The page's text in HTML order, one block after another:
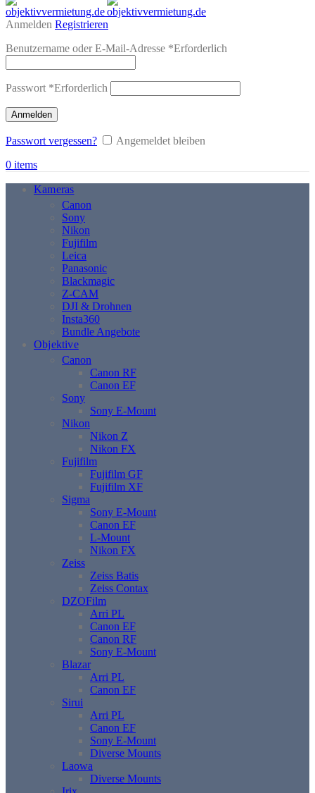
Anmelden Registrieren
Benutzername oder E-Mail-Adresse *Erforderlich
Passwort *Erforderlich
Anmelden
Passwort vergessen?
Angemeldet bleiben
0 items
Kameras
Canon
Sony
Nikon
Fujifilm
Leica
Panasonic
Blackmagic
Z-CAM
DJI & Drohnen
Insta360
Bundle Angebote
Objektive
Canon
Canon RF
Canon EF
Sony
Sony E-Mount
Nikon
Nikon Z
Nikon FX
Fujifilm
Fujifilm GF
Fujifilm XF
Sigma
Sony E-Mount
Canon EF
L-Mount
Nikon FX
Zeiss
Zeiss Batis
Zeiss Contax
DZOFilm
Arri PL
Canon EF
Canon RF
Sony E-Mount
Blazar
Arri PL
Canon EF
Sirui
Arri PL
Canon EF
Sony E-Mount
Diverse Mounts
Laowa
Diverse Mounts